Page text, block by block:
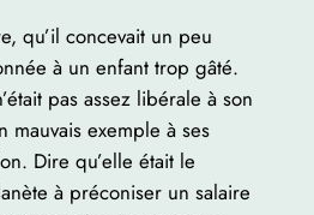
qu’il concevait un peu
à un enfant trop gâté.
pas assez libérale à son
mauvais exemple à ses
Dire qu’elle était le
à préconiser un salaire